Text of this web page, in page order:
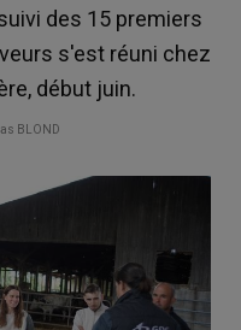
des 15 premiers
s'est réuni chez
début juin.
BLOND